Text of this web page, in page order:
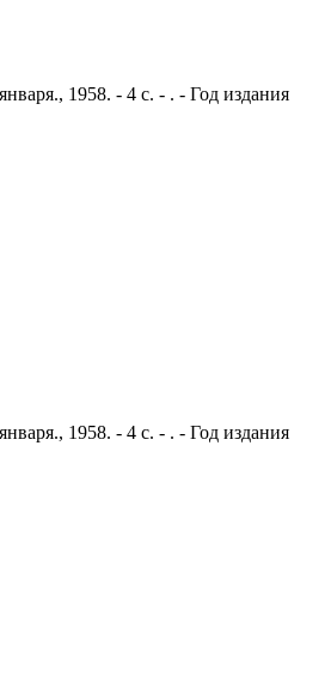
1958. - 4 с. - . - Год издания
1958. - 4 с. - . - Год издания